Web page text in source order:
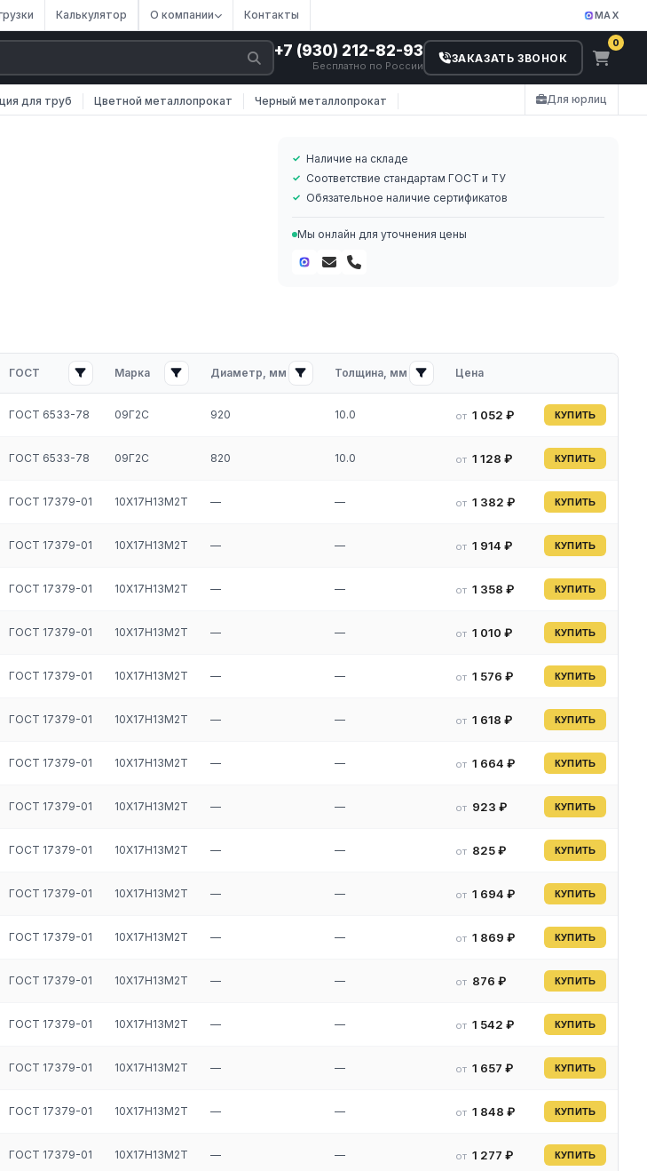
Калькулятор О компании Контакты MAX
+7 (930) 212-82-93
Бесплатно по России
ЗАКАЗАТЬ ЗВОНОК
0
для труб Цветной металлопрокат Черный металлопрокат Для юрлиц
из листовой стали штамповкой
Наличие на складе
Соответствие стандартам ГОСТ и ТУ
Обязательное наличие сертификатов
Мы онлайн для уточнения цены
ГОСТ Марка Диаметр, мм Толщина, мм Цена
ГОСТ 6533-78 09Г2С 920 10.0 от 1 052 ₽ КУПИТЬ
ГОСТ 6533-78 09Г2С 820 10.0 от 1 128 ₽ КУПИТЬ
ГОСТ 17379-01 10Х17Н13М2Т — — от 1 382 ₽ КУПИТЬ
ГОСТ 17379-01 10Х17Н13М2Т — — от 1 914 ₽ КУПИТЬ
ГОСТ 17379-01 10Х17Н13М2Т — — от 1 358 ₽ КУПИТЬ
ГОСТ 17379-01 10Х17Н13М2Т — — от 1 010 ₽ КУПИТЬ
ГОСТ 17379-01 10Х17Н13М2Т — — от 1 576 ₽ КУПИТЬ
ГОСТ 17379-01 10Х17Н13М2Т — — от 1 618 ₽ КУПИТЬ
ГОСТ 17379-01 10Х17Н13М2Т — — от 1 664 ₽ КУПИТЬ
ГОСТ 17379-01 10Х17Н13М2Т — — от 923 ₽ КУПИТЬ
ГОСТ 17379-01 10Х17Н13М2Т — — от 825 ₽ КУПИТЬ
ГОСТ 17379-01 10Х17Н13М2Т — — от 1 694 ₽ КУПИТЬ
ГОСТ 17379-01 10Х17Н13М2Т — — от 1 869 ₽ КУПИТЬ
ГОСТ 17379-01 10Х17Н13М2Т — — от 876 ₽ КУПИТЬ
ГОСТ 17379-01 10Х17Н13М2Т — — от 1 542 ₽ КУПИТЬ
ГОСТ 17379-01 10Х17Н13М2Т — — от 1 657 ₽ КУПИТЬ
ГОСТ 17379-01 10Х17Н13М2Т — — от 1 848 ₽ КУПИТЬ
ГОСТ 17379-01 10Х17Н13М2Т — — от 1 277 ₽ КУПИТЬ